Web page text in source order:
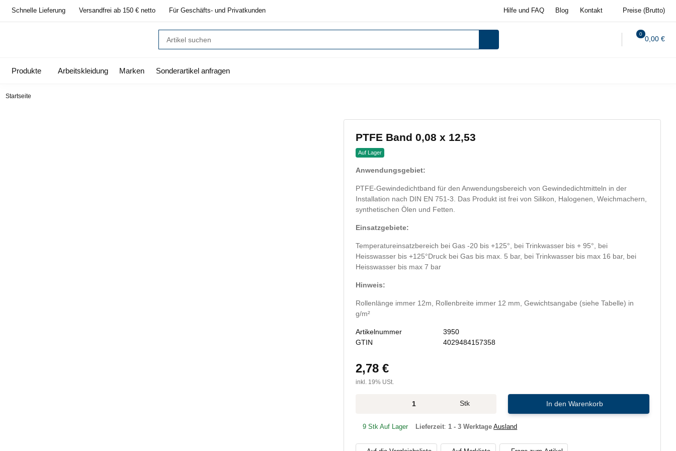
Hilfe und FAQ Blog Kontakt Preise (Brutto)
Schnelle Lieferung Versandfrei ab 150 € netto Für Geschäfts- und Privatkunden
0
0,00 €
Produkte Arbeitskleidung Marken Sonderartikel anfragen
Startseite
PTFE Band 0,08 x 12,53
Auf Lager
Anwendungsgebiet:
PTFE-Gewindedichtband für den Anwendungsbereich von Gewindedichtmitteln in der
Installation nach DIN EN 751-3. Das Produkt ist frei von Silikon, Halogenen, Weichmachern,
synthetischen Ölen und Fetten.
Einsatzgebiete:
Temperatureinsatzbereich bei Gas -20 bis +125°, bei Trinkwasser bis + 95°, bei
Heisswasser bis +125°Druck bei Gas bis max. 5 bar, bei Trinkwasser bis max 16 bar, bei
Heisswasser bis max 7 bar
Hinweis:
Rollenlänge immer 12m, Rollenbreite immer 12 mm, Gewichtsangabe (siehe Tabelle) in
g/m²
Artikelnummer
3950
GTIN
4029484157358
2,78 €
inkl. 19% USt.
Stk In den Warenkorb
9 Stk Auf Lager Lieferzeit:1 - 3 Werktage Ausland